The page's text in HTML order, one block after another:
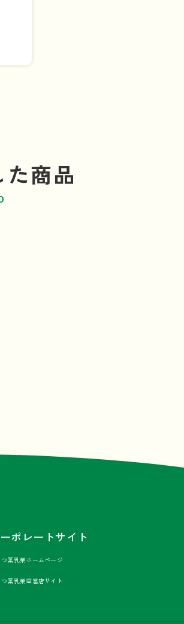
商品
ポレートサイト
つ葉乳業ホームページ
つ葉乳業直営店サイト